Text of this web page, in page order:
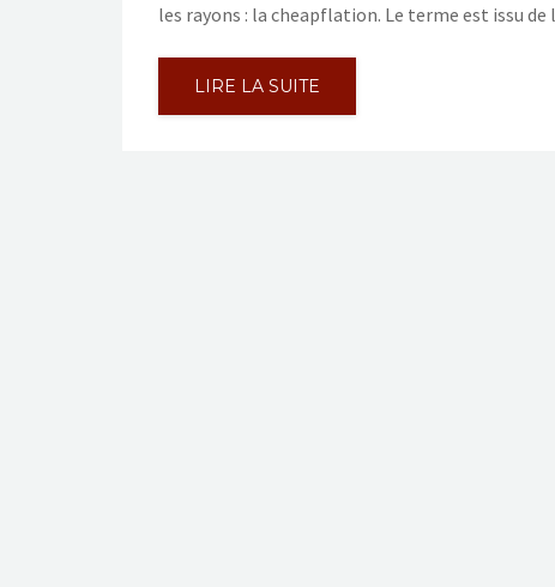
les rayons : la cheapflation. Le terme est issu
LIRE LA SUITE